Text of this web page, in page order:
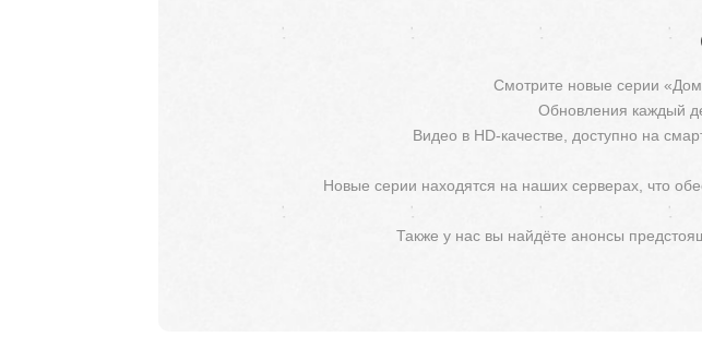
Смотрите новые серии
Обновления каждый
Видео в HD-качестве, доступно на
Новые серии находятся на наших серверах, что
Также у нас вы найдёте анонсы